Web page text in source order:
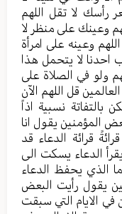
رأسك لا تقل اللهم
وعينك على منظر لا
وعينه على امرأة
احدنا لا يتحمل هذا
ولو في الصلاة على
قل اللهم الآن
بالتفاتة نسبية اذاً
المؤمنين يقول انا
قرائة الدعاء قد
الدعاء يسكت الى
الذي يحفظ الدعاء
يقول رأيت البعض
في الايام التي سبقت